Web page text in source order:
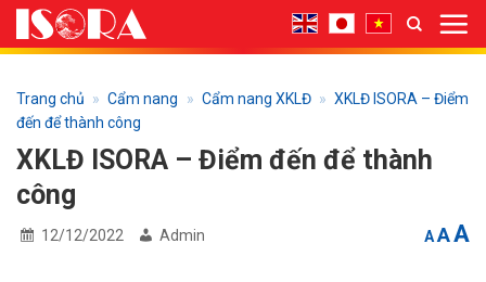
Bỏ
qua
dungTrang chủ » Cẩm nang » Cẩm nang XKLĐ » XKLĐ ISORA – Điểm
đến để thành công
XKLĐ ISORA – Điểm đến để thành
công
12/12/2022 Admin Afont
size.
AA